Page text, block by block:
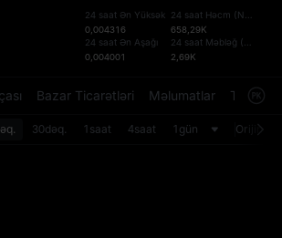
AAOI
SPCX
24 saat Ən Yüksək
0,004316
24 saat Ən Aşağı
0,004001
24 saat Həcm (NEXM
658,29K
24 saat Məbləğ (
2,69K
Bazar Ticarətləri Məlumatlar
30dəq. 1saat 4saat 1gün Orijinal